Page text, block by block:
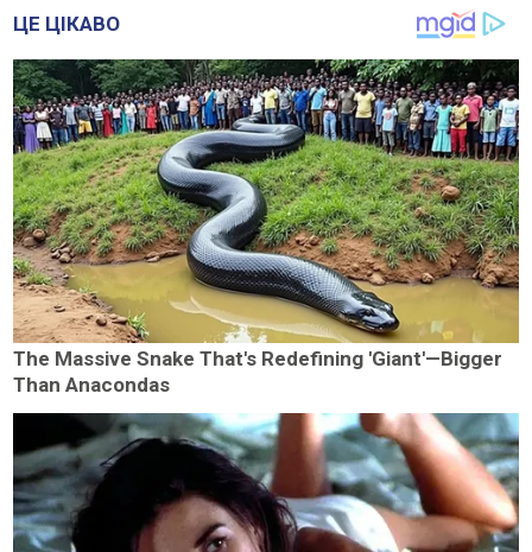
ЦЕ ЦІКАВО
The Massive Snake That's Redefining 'Giant'—Bigger
Than Anacondas